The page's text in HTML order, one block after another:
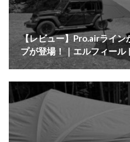
【レビュー】Pro.airライ
プが登場！｜エルフィール